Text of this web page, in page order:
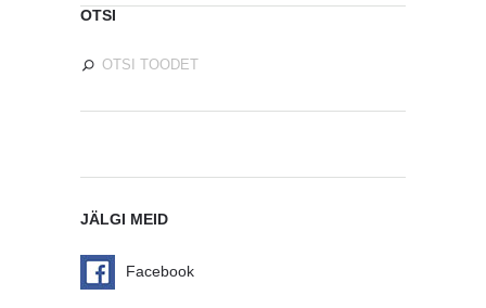
OTSI
JÄLGI MEID
Facebook